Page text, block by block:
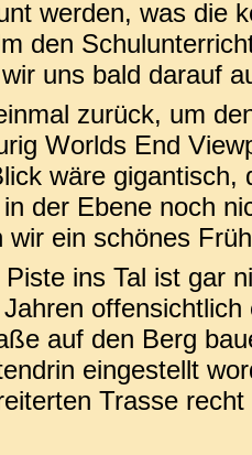
werden, was die
den
uns bald darauf
zurück, um
Worlds End
wäre gigantisch,
der Ebene noch
wir ein schönes
Piste ins Tal ist gar
auf den Berg
eingestellt
Trasse